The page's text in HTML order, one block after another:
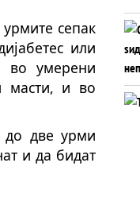
сепак
или
во умерени
масти, и во
до две урми
и да бидат